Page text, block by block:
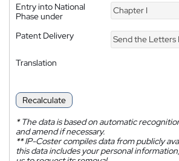
Entry into National
Phase under
Chapter I
Patent Delivery Send the Letters
Translation
Recalculate
*The data is based on automatic
and amend if necessary.
**IP-Coster compiles data from publicly
this data includes your personal